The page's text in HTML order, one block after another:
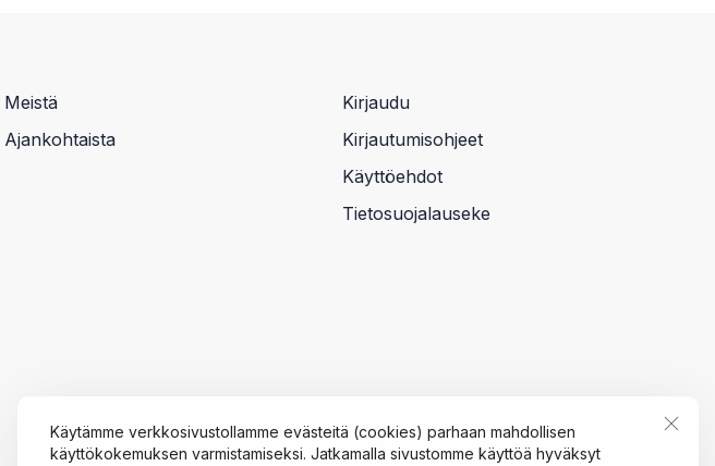
Käytämme verkkosivustollamme evästeitä (cookies) parhaan mahdollisen
käyttökokemuksen varmistamiseksi. Jatkamalla sivustomme käyttöä hyväksyt
Meistä
Ajankohtaista
Kirjaudu
Kirjautumisohjeet
Käyttöehdot
Tietosuojalauseke